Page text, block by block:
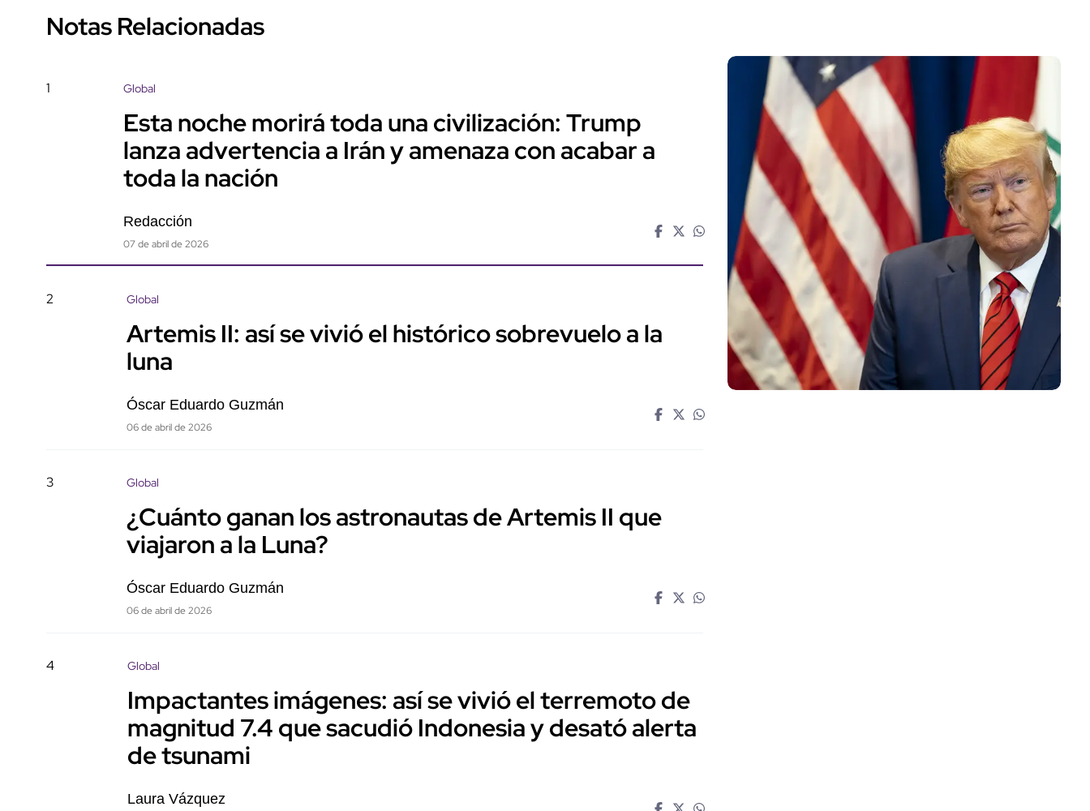
Notas Relacionadas
1 Global
Esta noche morirá toda una civilización: Trump
lanza advertencia a Irán y amenaza con acabar a
toda la nación
Redacción
07 de abril de 2026
2 Global
Artemis II: así se vivió el histórico sobrevuelo a la
luna
Óscar Eduardo Guzmán
06 de abril de 2026
3 Global
¿Cuánto ganan los astronautas de Artemis II que
viajaron a la Luna?
Óscar Eduardo Guzmán
06 de abril de 2026
4 Global
Impactantes imágenes: así se vivió el terremoto de
magnitud 7.4 que sacudió Indonesia y desató alerta
de tsunami
Laura Vázquez